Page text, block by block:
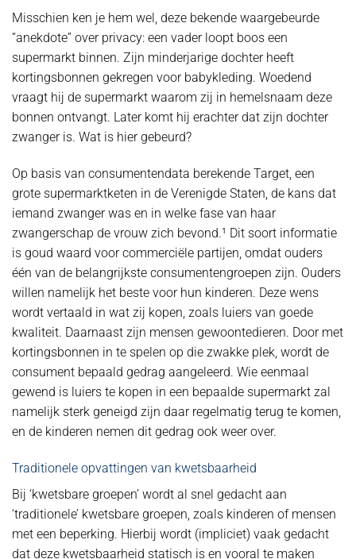
Misschien ken je hem wel, deze bekende waargebeurde
“anekdote” over privacy: een vader loopt boos een
supermarkt binnen. Zijn minderjarige dochter heeft
kortingsbonnen gekregen voor babykleding. Woedend
vraagt hij de supermarkt waarom zij in hemelsnaam deze
bonnen ontvangt. Later komt hij erachter dat zijn dochter
zwanger is. Wat is hier gebeurd?
Op basis van consumentendata berekende Target, een
grote supermarktketen in de Verenigde Staten, de kans dat
iemand zwanger was en in welke fase van haar
zwangerschap de vrouw zich bevond.¹ Dit soort informatie
is goud waard voor commerciële partijen, omdat ouders
één van de belangrijkste consumentengroepen zijn. Ouders
willen namelijk het beste voor hun kinderen. Deze wens
wordt vertaald in wat zij kopen, zoals luiers van goede
kwaliteit. Daarnaast zijn mensen gewoontedieren. Door met
kortingsbonnen in te spelen op die zwakke plek, wordt de
consument bepaald gedrag aangeleerd. Wie eenmaal
gewend is luiers te kopen in een bepaalde supermarkt zal
namelijk sterk geneigd zijn daar regelmatig terug te komen,
en de kinderen nemen dit gedrag ook weer over.
Traditionele opvattingen van kwetsbaarheid
Bij ‘kwetsbare groepen’ wordt al snel gedacht aan
‘traditionele’ kwetsbare groepen, zoals kinderen of mensen
met een beperking. Hierbij wordt (impliciet) vaak gedacht
dat deze kwetsbaarheid statisch is en vooral te maken